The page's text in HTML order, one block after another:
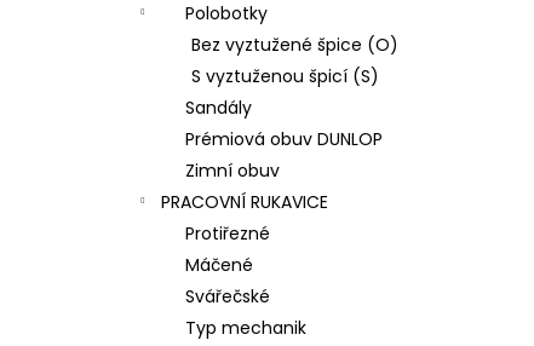
Polobotky
Bez vyztužené špice (O)
S vyztuženou špicí (S)
Sandály
Prémiová obuv DUNLOP
Zimní obuv
PRACOVNÍ RUKAVICE
Protiřezné
Máčené
Svářečské
Typ mechanik